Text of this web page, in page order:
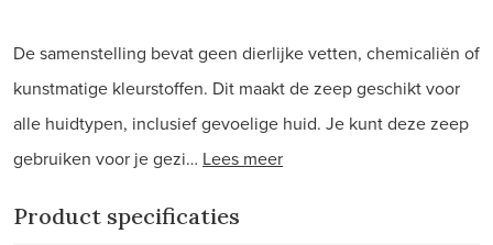
De samenstelling bevat geen dierlijke vetten, chemicaliën of
kunstmatige kleurstoffen. Dit maakt de zeep geschikt voor
alle huidtypen, inclusief gevoelige huid. Je kunt deze zeep
gebruiken voor je gezi… Lees meer
Product specificaties